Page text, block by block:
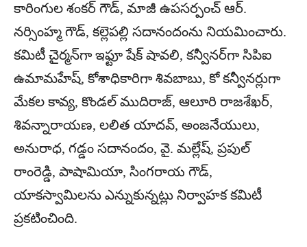
కారింగుల శంకర్ గౌడ్, మాజీ ఉపసర్పంచ్ ఆర్.
నర్సింహ్మ గౌడ్, కల్లెపల్లి సదానందంను నియమించారు.
కమిటీ చైర్మన్‌గా ఇఫ్టూ షేక్ షావలి, కన్వీనర్‌గా సిపిఐ
ఉమామహేష్, కోశాధికారిగా శివబాబు, కో కన్వీనర్లుగా
మేకల కావ్య, కొండల్ ముదిరాజ్, ఆలూరి రాజశేఖర్,
శివన్నారాయణ, లలిత యాదవ్, అంజనేయులు,
అనురాధ, గడ్డం సదానందం, వై. మల్లేష్, ప్రపుల్
రాంరెడ్డి, పాషామియా, సింగరాయ గౌడ్,
యాకస్వామిలను ఎన్నుకున్నట్లు నిర్వాహక కమిటీ
ప్రకటించింది.